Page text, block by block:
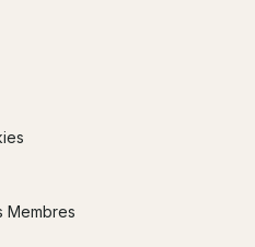
Membres